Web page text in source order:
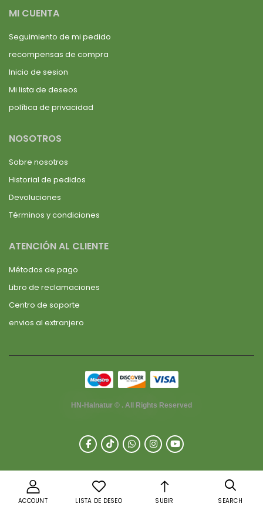
MI CUENTA
Seguimiento de mi pedido
recompensas de compra
Inicio de sesion
Mi lista de deseos
política de privacidad
NOSOTROS
Sobre nosotros
Historial de pedidos
Devoluciones
Términos y condiciones
ATENCIÓN AL CLIENTE
Métodos de pago
Libro de reclamaciones
Centro de soporte
envios al extranjero
HN-Halnatur © . All Rights Reserved
ACCOUNT LISTA DE DESEO SUBIR SEARCH